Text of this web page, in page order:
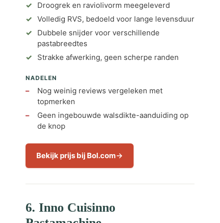
Droogrek en raviolivorm meegeleverd
Volledig RVS, bedoeld voor lange levensduur
Dubbele snijder voor verschillende
pastabreedtes
Strakke afwerking, geen scherpe randen
NADELEN
Nog weinig reviews vergeleken met
topmerken
Geen ingebouwde walsdikte-aanduiding op
de knop
Bekijk prijs bij Bol.com
6. Inno Cuisinno